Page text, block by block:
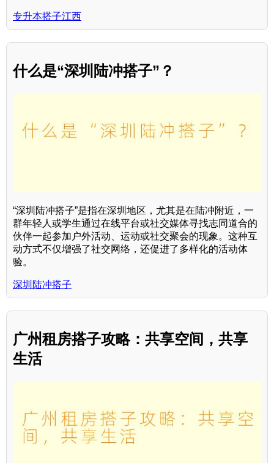
专升本搭子江西
什么是“深圳陆冲搭子”？
“深圳陆冲搭子”是指在深圳地区，尤其是在陆冲附近，一
群年轻人或学生通过在线平台或社交媒体寻找志同道合的
伙伴一起参加户外活动、运动或社交聚会的现象。这种互
动方式不仅增强了社交网络，还促进了多样化的活动体
验。
深圳陆冲搭子
广州租房搭子攻略：共享空间，共享
生活